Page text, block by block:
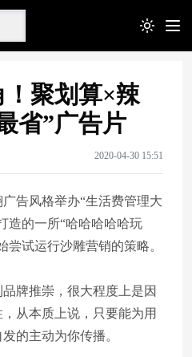
Toggle
聚划算×辣
省”广告片
2020-04-30 15:51
告风格举办“生活费管理大
造的一所“哈哈哈哈哈玩
尝试运行沙雕营销的策略。
牌推崇，很大程度上是因
从本质上说，只要能为用
的主动为你传播。